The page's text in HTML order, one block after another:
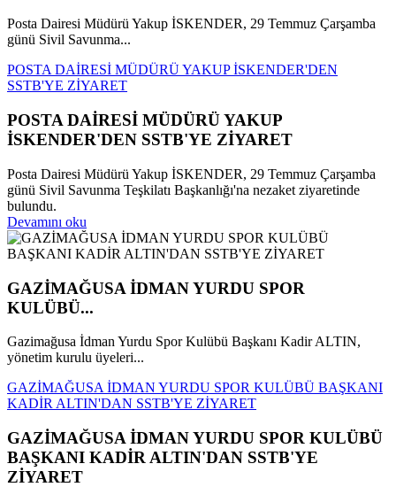
Posta Dairesi Müdürü Yakup İSKENDER, 29 Temmuz Çarşamba
günü Sivil Savunma...
POSTA DAİRESİ MÜDÜRÜ YAKUP İSKENDER'DEN
SSTB'YE ZİYARET
POSTA DAİRESİ MÜDÜRÜ YAKUP
İSKENDER'DEN SSTB'YE ZİYARET
Posta Dairesi Müdürü Yakup İSKENDER, 29 Temmuz Çarşamba
günü Sivil Savunma Teşkilatı Başkanlığı'na nezaket ziyaretinde
bulundu.
Devamını oku
GAZİMAĞUSA İDMAN YURDU SPOR
KULÜBÜ...
Gazimağusa İdman Yurdu Spor Kulübü Başkanı Kadir ALTIN,
yönetim kurulu üyeleri...
GAZİMAĞUSA İDMAN YURDU SPOR KULÜBÜ BAŞKANI
KADİR ALTIN'DAN SSTB'YE ZİYARET
GAZİMAĞUSA İDMAN YURDU SPOR KULÜBÜ
BAŞKANI KADİR ALTIN'DAN SSTB'YE
ZİYARET